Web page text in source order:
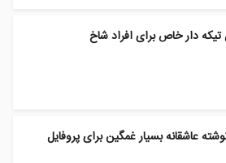
تیکه دار خاص برای افراد شاخ
عاشقانه بسیار غمگین برای پروفایل